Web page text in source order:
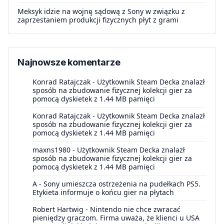
Meksyk idzie na wojnę sądową z Sony w związku z
zaprzestaniem produkcji fizycznych płyt z grami
Najnowsze komentarze
Konrad Ratajczak - Użytkownik Steam Decka znalazł
sposób na zbudowanie fizycznej kolekcji gier za
pomocą dyskietek z 1.44 MB pamięci
Konrad Ratajczak - Użytkownik Steam Decka znalazł
sposób na zbudowanie fizycznej kolekcji gier za
pomocą dyskietek z 1.44 MB pamięci
maxns1980 - Użytkownik Steam Decka znalazł
sposób na zbudowanie fizycznej kolekcji gier za
pomocą dyskietek z 1.44 MB pamięci
A - Sony umieszcza ostrzeżenia na pudełkach PS5.
Etykieta informuje o końcu gier na płytach
Robert Hartwig - Nintendo nie chce zwracać
pieniędzy graczom. Firma uważa, że klienci u USA